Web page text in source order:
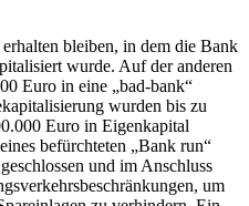
bleiben, in dem die Bank
wurde. Auf der anderen
Euro in eine „bad-bank“
wurden bis zu
Euro in Eigenkapital
befürchteten „Bank run“
und im Anschluss
um